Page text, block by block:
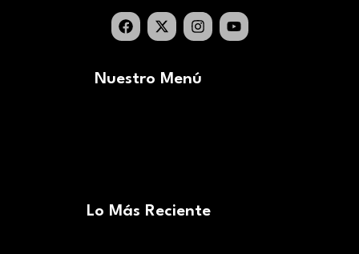
Nuestro Menú
Lo Más Reciente